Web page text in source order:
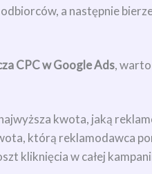
a następnie
CPC w Google Ads,
kwota, jaką
którą reklamodawca
kliknięcia w całej